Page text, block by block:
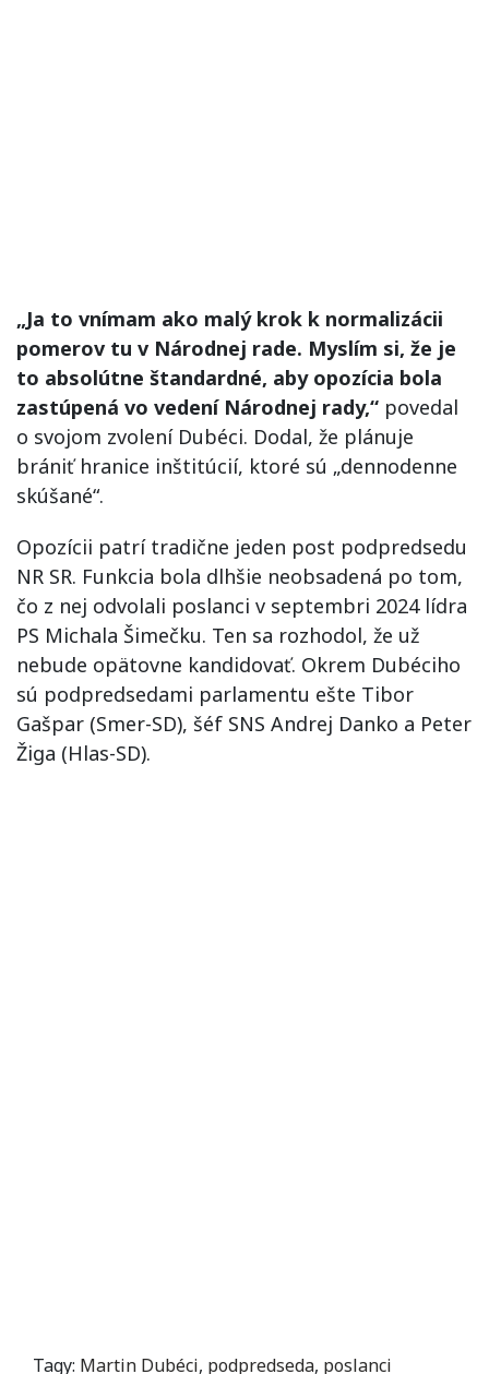
„Ja to vnímam ako malý krok k normalizácii
pomerov tu v Národnej rade. Myslím si, že je
to absolútne štandardné, aby opozícia bola
zastúpená vo vedení Národnej rady,“ povedal
o svojom zvolení Dubéci. Dodal, že plánuje
brániť hranice inštitúcií, ktoré sú „dennodenne
skúšané“.
Opozícii patrí tradične jeden post podpredsedu
NR SR. Funkcia bola dlhšie neobsadená po tom,
čo z nej odvolali poslanci v septembri 2024 lídra
PS Michala Šimečku. Ten sa rozhodol, že už
nebude opätovne kandidovať. Okrem Dubéciho
sú podpredsedami parlamentu ešte Tibor
Gašpar (Smer-SD), šéf SNS Andrej Danko a Peter
Žiga (Hlas-SD).
Tagy: Martin Dubéci, podpredseda, poslanci